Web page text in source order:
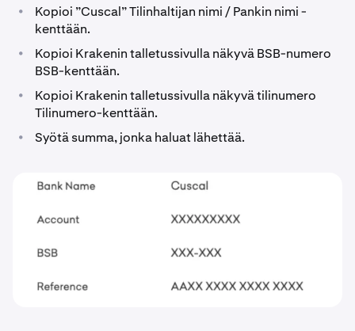
•
Kopioi ”Cuscal” Tilinhaltijan nimi / Pankin nimi -
kenttään.
•
Kopioi Krakenin talletussivulla näkyvä BSB-numero
BSB-kenttään.
•
Kopioi Krakenin talletussivulla näkyvä tilinumero
Tilinumero-kenttään.
• Syötä summa, jonka haluat lähettää.